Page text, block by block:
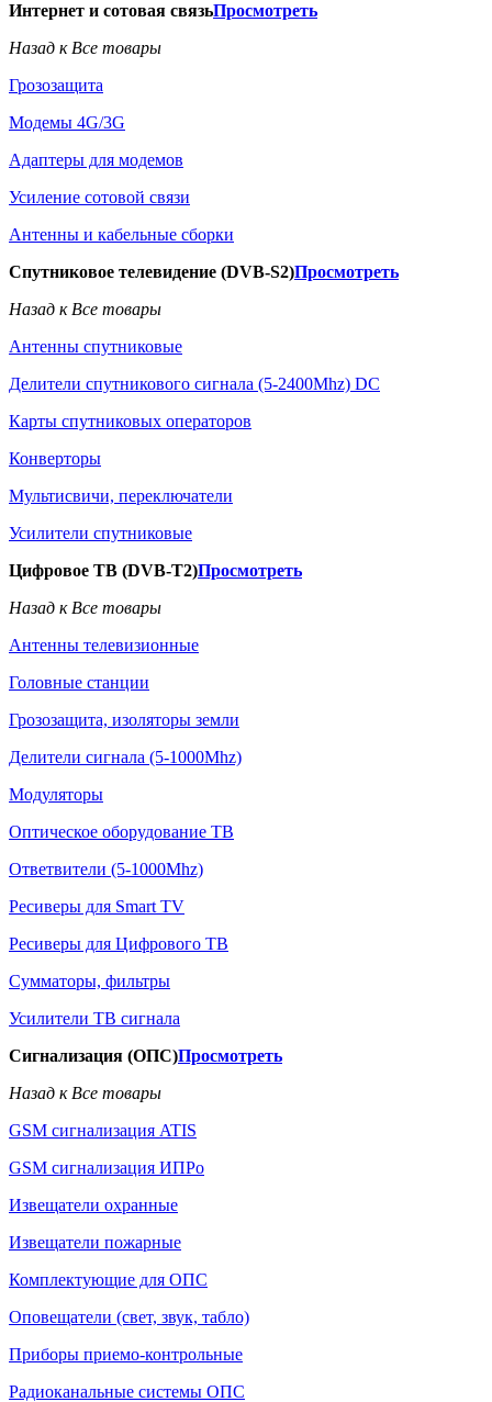
Интернет и сотовая связьПросмотреть
Назад к Все товары
Грозозащита
Модемы 4G/3G
Адаптеры для модемов
Усиление сотовой связи
Антенны и кабельные сборки
Спутниковое телевидение (DVB-S2)Просмотреть
Назад к Все товары
Антенны спутниковые
Делители спутникового сигнала (5-2400Mhz) DC
Карты спутниковых операторов
Конверторы
Мультисвичи, переключатели
Усилители спутниковые
Цифровое ТВ (DVB-T2)Просмотреть
Назад к Все товары
Антенны телевизионные
Головные станции
Грозозащита, изоляторы земли
Делители сигнала (5-1000Mhz)
Модуляторы
Оптическое оборудование ТВ
Ответвители (5-1000Mhz)
Ресиверы для Smart TV
Ресиверы для Цифрового ТВ
Сумматоры, фильтры
Усилители ТВ сигнала
Сигнализация (ОПС)Просмотреть
Назад к Все товары
GSM сигнализация ATIS
GSM сигнализация ИПРо
Извещатели охранные
Извещатели пожарные
Комплектующие для ОПС
Оповещатели (свет, звук, табло)
Приборы приемо-контрольные
Радиоканальные системы ОПС